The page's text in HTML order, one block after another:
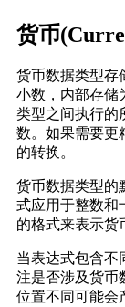
货币
货币数据类型存
小数，内部存储
类型之间执行的
数。如果需要更
的转换。
货币数据类型的
式应用于整数和
的格式来表示货
当表达式包含不
注是否涉及货币
位置不同可能会